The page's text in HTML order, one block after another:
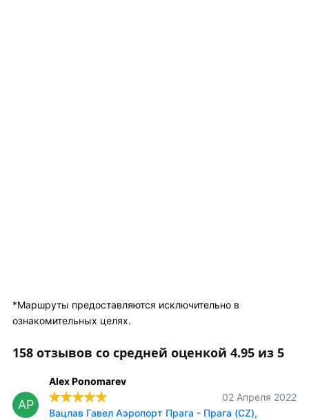
*Маршруты предоставляются исключительно в
ознакомительных целях.
158 отзывов со средней оценкой 4.95 из 5
AP
Alex Ponomarev
02 Апреля 2022
Вацлав Гавел Аэропорт Прага - Прага (CZ),